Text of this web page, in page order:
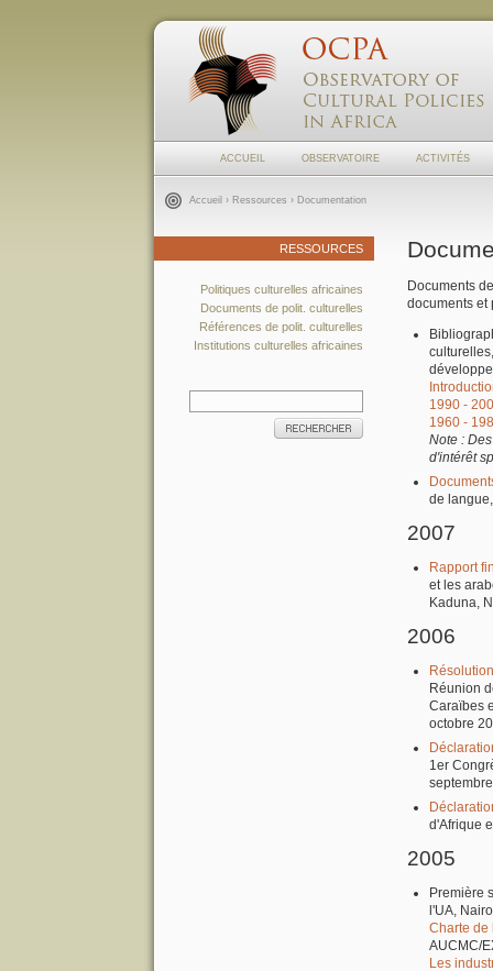
ACCUEIL OBSERVATOIRE ACTIVITÉS
Accueil › Ressources › Documentation
RESSOURCES
Politiques culturelles africaines
Documents de polit. culturelles
Références de polit. culturelles
Institutions culturelles africaines
Documents
documents et
1990 -
1960 -
Note :
d'intérêt
de
2007
Rapport
et les
Kaduna,
2006
Réunion
Caraïbes
octobre
1er
d'Afrique
2005
Première
l'UA,
Charte de
AUCMC/
Les